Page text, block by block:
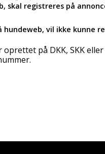
skal registreres på
vil ikke kunne
på DKK, SKK